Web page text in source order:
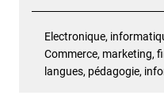
Electronique,
Commerce, marketing,
langues, pédagogie,